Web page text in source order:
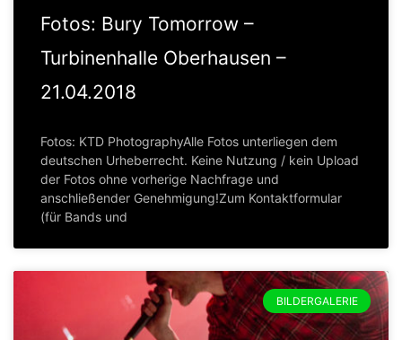
Fotos: Bury Tomorrow –
Turbinenhalle Oberhausen –
21.04.2018
Fotos: KTD PhotographyAlle Fotos unterliegen dem
deutschen Urheberrecht. Keine Nutzung / kein Upload
der Fotos ohne vorherige Nachfrage und
anschließender Genehmigung!Zum Kontaktformular
(für Bands und
BILDERGALERIE